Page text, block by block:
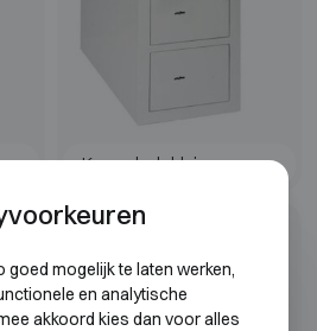
Kassaladekluis
mogelijk te laten werken,
en analytische
akkoord kies dan voor alles